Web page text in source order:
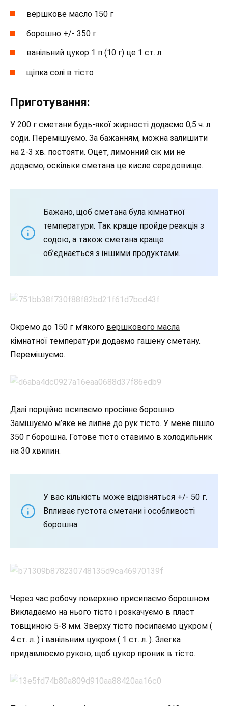
вершкове масло 150 г
борошно +/- 350 г
ванільний цукор 1 п (10 г) це 1 ст. л.
щіпка солі в тісто
Приготування:
У 200 г сметани будь-якої жирності додаємо 0,5 ч. л.
соди. Перемішуємо. За бажанням, можна залишити
на 2-3 хв. постояти. Оцет, лимонний сік ми не
додаємо, оскільки сметана це кисле середовище.
Бажано, щоб сметана була кімнатної
температури. Так краще пройде реакція з
содою, а також сметана краще
об’єднається з іншими продуктами.
Окремо до 150 г м’якого вершкового масла
кімнатної температури додаємо гашену сметану.
Перемішуємо.
Далі порційно всипаємо просіяне борошно.
Замішуємо м’яке не липне до рук тісто. У мене пішло
350 г борошна. Готове тісто ставимо в холодильник
на 30 хвилин.
У вас кількість може відрізняться +/- 50 г.
Впливає густота сметани і особливості
борошна.
Через час робочу поверхню присипаємо борошном.
Викладаємо на нього тісто і розкачуємо в пласт
товщиною 5-8 мм. Зверху тісто посипаємо цукром (
4 ст. л. ) і ванільним цукром ( 1 ст. л. ). Злегка
придавлюємо рукою, щоб цукор проник в тісто.